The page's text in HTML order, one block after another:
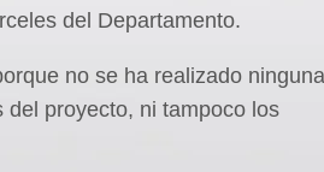
del Departamento.
no se ha realizado ninguna
proyecto, ni tampoco los